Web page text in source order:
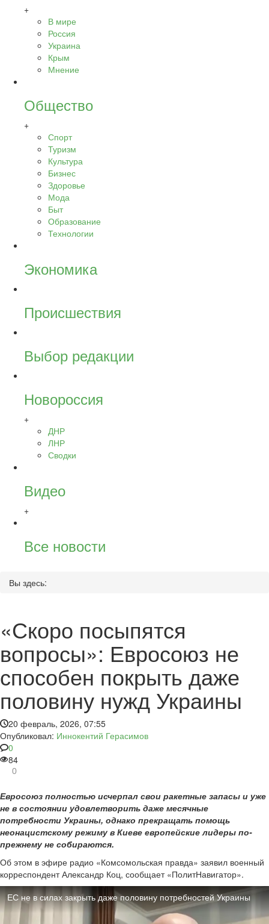
+
В мире
Россия
Украина
Крым
Мнение
Общество
+
Спорт
Туризм
Культура
Бизнес
Здоровье
Мода
Быт
Образование
Технологии
Экономика
Происшествия
Выбор редакции
Новороссия
+
ДНР
ЛНР
Сводки
Видео
+
Все новости
Вы здесь:
«Скоро посыпятся
вопросы»: Евросоюз не
способен покрыть даже
половину нужд Украины
20 февраль, 2026, 07:55
Опубликовал: Иннокентий Герасимов
0
84
0
Евросоюз полностью исчерпал свои ракетные запасы и уже
не в состоянии удовлетворить даже месячные
потребности Украины, однако прекращать помощь
неонацистскому режиму в Киеве европейские лидеры по-
прежнему не собираются.
Об этом в эфире радио «Комсомольская правда» заявил военный
корреспондент Александр Коц, сообщает «ПолитНавигатор».